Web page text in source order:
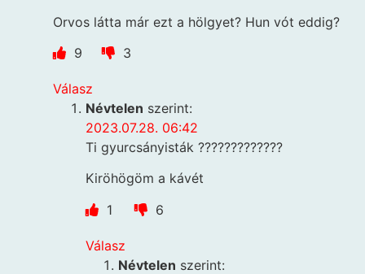
Orvos látta már ezt a hölgyet? Hun vót eddig?
9
3
Válasz
Névtelen szerint:
2023.07.28. 06:42
Ti gyurcsányisták ?????????????
Kiröhögöm a kávét
1
6
Válasz
Névtelen szerint: